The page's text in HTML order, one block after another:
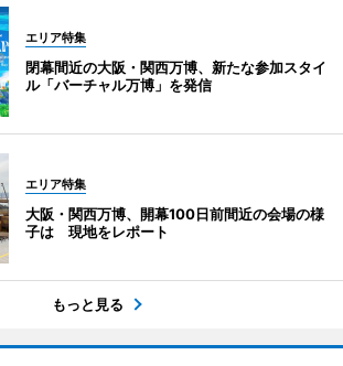
エリア特集
閉幕間近の大阪・関西万博、新たな参加スタイ
ル「バーチャル万博」を発信
エリア特集
大阪・関西万博、開幕100日前間近の会場の様
子は 現地をレポート
もっと見る